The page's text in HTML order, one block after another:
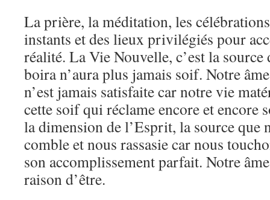
La prière, la méditation, les
instants et des lieux privilégiés pour
réalité. La Vie Nouvelle, c’est la
boira n’aura plus jamais soif. Notre
n’est jamais satisfaite car notre vie
cette soif qui réclame encore et encore
la dimension de l’Esprit, la source que
comble et nous rassasie car nous
son accomplissement parfait. Notre
raison d’être.